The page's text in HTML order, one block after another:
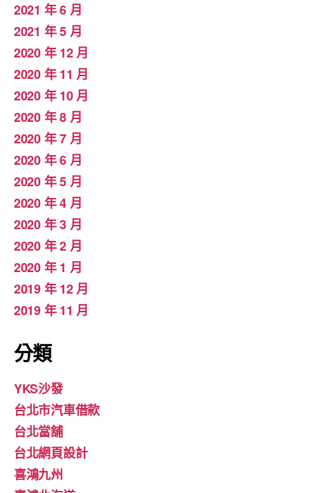
2021 年 6 月
2021 年 5 月
2020 年 12 月
2020 年 11 月
2020 年 10 月
2020 年 8 月
2020 年 7 月
2020 年 6 月
2020 年 5 月
2020 年 4 月
2020 年 3 月
2020 年 2 月
2020 年 1 月
2019 年 12 月
2019 年 11 月
分類
YKS沙發
台北市汽車借款
台北當舖
台北網頁設計
喜鴻九州